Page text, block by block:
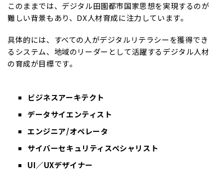
このままでは、デジタル田園都市国家思想を実現するのが
難しい背景もあり、DX人材育成に注力しています。
具体的には、すべての人がデジタルリテラシーを獲得でき
るシステム、地域のリーダーとして活躍するデジタル人材
の育成が目標です。
ビジネスアーキテクト
データサイエンティスト
エンジニア/オペレータ
サイバーセキュリティスペシャリスト
UI／UXデザイナー